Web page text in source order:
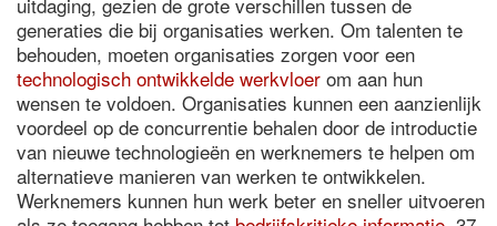
generaties die bij organisaties werken. Om talenten te
behouden, moeten organisaties zorgen voor een
technologisch ontwikkelde werkvloer om aan hun
wensen te voldoen. Organisaties kunnen een aanzienlijk
voordeel op de concurrentie behalen door de introductie
van nieuwe technologieën en werknemers te helpen om
alternatieve manieren van werken te ontwikkelen.
Werknemers kunnen hun werk beter en sneller uitvoeren